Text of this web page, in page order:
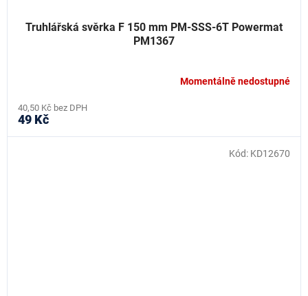
Truhlářská svěrka F 150 mm PM-SSS-6T Powermat
PM1367
Momentálně nedostupné
40,50 Kč bez DPH
49 Kč
Kód: KD12670